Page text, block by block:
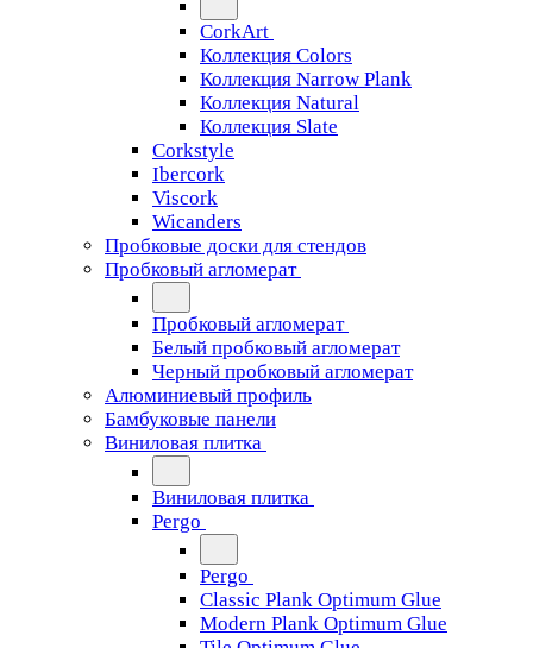
CorkArt
Коллекция Colors
Коллекция Narrow Plank
Коллекция Natural
Коллекция Slate
Corkstyle
Ibercork
Viscork
Wicanders
Пробковые доски для стендов
Пробковый агломерат
Пробковый агломерат
Белый пробковый агломерат
Черный пробковый агломерат
Алюминиевый профиль
Бамбуковые панели
Виниловая плитка
Виниловая плитка
Pergo
Pergo
Classic Plank Optimum Glue
Modern Plank Optimum Glue